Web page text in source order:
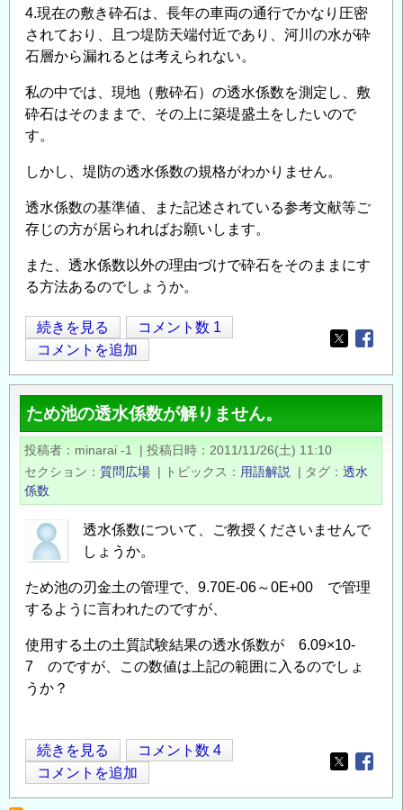
4.現在の敷き砕石は、長年の車両の通行でかなり圧密
されており、且つ堤防天端付近であり、河川の水が砕
石層から漏れるとは考えられない。
私の中では、現地（敷砕石）の透水係数を測定し、敷
砕石はそのままで、その上に築堤盛土をしたいので
す。
しかし、堤防の透水係数の規格がわかりません。
透水係数の基準値、また記述されている参考文献等ご
存じの方が居られればお願いします。
また、透水係数以外の理由づけで砕石をそのままにす
る方法あるのでしょうか。
河
川
堤
防
の
透
係
数
の
続きを見る
コメント数 1
コメントを追加
Opens in
ため池の透水係数が解りません。
投稿者 minarai -1 | 投稿日時
2011/11/26(土) 11:10
セクション
質問広場 | トピックス 用語解説 | タグ
透水
係数
透水係数について、ご教授くださいませんで
しょうか。
ため池の刃金土の管理で、9.70E-06～0E+00 で管理
するように言われたのですが、
使用する土の土質試験結果の透水係数が 6.09×10-
7 のですが、この数値は上記の範囲に入るのでしょ
うか？
た
め
池
続きを見る
コメント数 4
コメントを追加
Opens in